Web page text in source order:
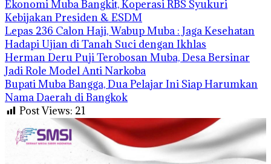
Ekonomi Muba Bangkit, Koperasi RBS Syukuri
Kebijakan Presiden & ESDM
Lepas 236 Calon Haji, Wabup Muba : Jaga Kesehatan
Hadapi Ujian di Tanah Suci dengan Ikhlas
Herman Deru Puji Terobosan Muba, Desa Bersinar
Jadi Role Model Anti Narkoba
Bupati Muba Bangga, Dua Pelajar Ini Siap Harumkan
Nama Daerah di Bangkok
Post Views: 21